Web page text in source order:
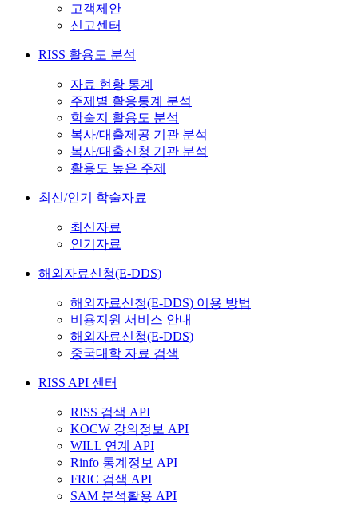
고객제안
신고센터
RISS 활용도 분석
자료 현황 통계
주제별 활용통계 분석
학술지 활용도 분석
복사/대출제공 기관 분석
복사/대출신청 기관 분석
활용도 높은 주제
최신/인기 학술자료
최신자료
인기자료
해외자료신청(E-DDS)
해외자료신청(E-DDS) 이용 방법
비용지원 서비스 안내
해외자료신청(E-DDS)
중국대학 자료 검색
RISS API 센터
RISS 검색 API
KOCW 강의정보 API
WILL 연계 API
Rinfo 통계정보 API
FRIC 검색 API
SAM 분석활용 API